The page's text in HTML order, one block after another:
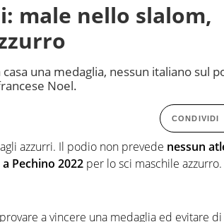
male nello slalom,
una medaglia, nessun italiano sul
Noel.
CONDIVIDI
azzurri. Il podio non prevede nessun
Pechino 2022 per lo sci maschile azzurro.
a vincere una medaglia ed evitare di